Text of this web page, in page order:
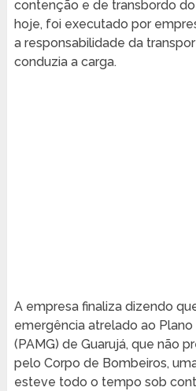
contenção e de transbordo
hoje, foi executado por
a responsabilidade da
conduzia a carga.
A empresa finaliza dizendo
emergência atrelado ao
(PAMG) de Guarujá, que não
pelo Corpo de Bombeiros,
esteve todo o tempo sob